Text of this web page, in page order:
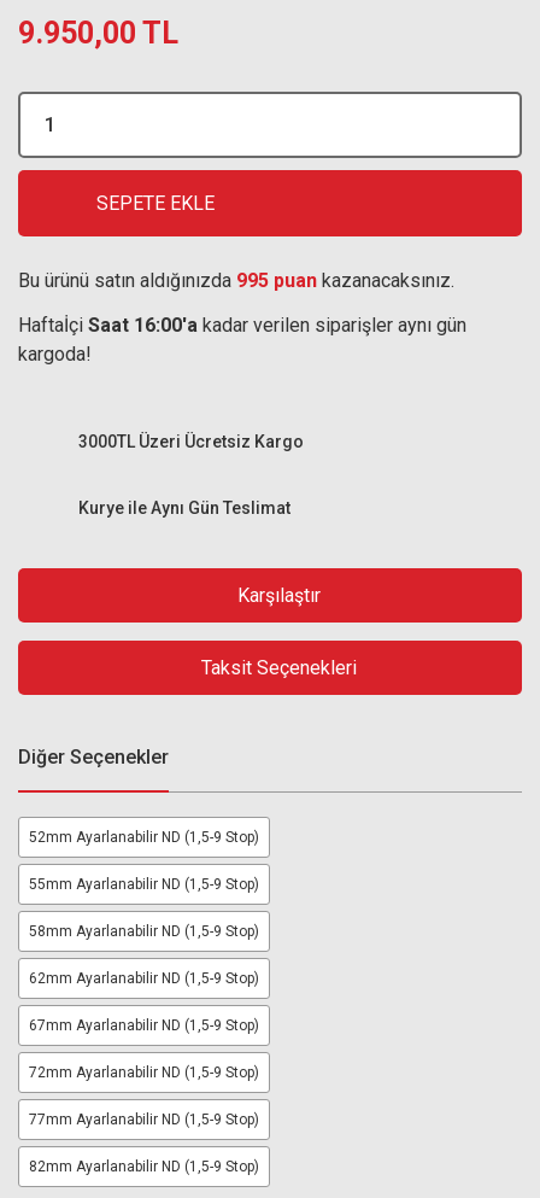
9.950,00 TL
SEPETE EKLE
Bu ürünü satın aldığınızda 995 puan kazanacaksınız.
Haftaİçi Saat 16:00'a kadar verilen siparişler aynı gün
kargoda!
Kurye ile Aynı Gün Teslimat
3000TL Üzeri Ücretsiz Kargo
Karşılaştır
Taksit Seçenekleri
Diğer Seçenekler
52mm Ayarlanabilir ND (1,5-9 Stop)
55mm Ayarlanabilir ND (1,5-9 Stop)
58mm Ayarlanabilir ND (1,5-9 Stop)
62mm Ayarlanabilir ND (1,5-9 Stop)
67mm Ayarlanabilir ND (1,5-9 Stop)
72mm Ayarlanabilir ND (1,5-9 Stop)
77mm Ayarlanabilir ND (1,5-9 Stop)
82mm Ayarlanabilir ND (1,5-9 Stop)